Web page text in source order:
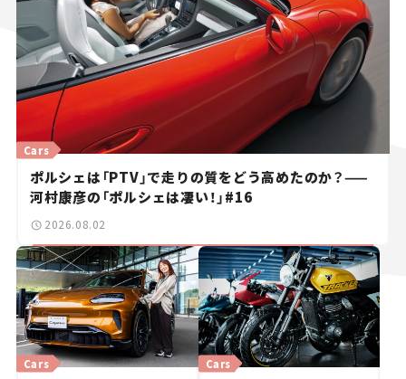
ポルシェは「PTV」で走りの質をどう高めたのか？——
河村康彦の「ポルシェは凄い！」#16
Cars
2026.08.02
Cars Cars